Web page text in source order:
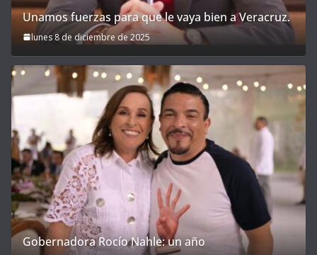
Unamos fuerzas para que le vaya bien a Veracruz.
lunes 8 de diciembre de 2025
Gobernadora Rocío Nahle: un año